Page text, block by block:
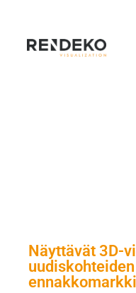
Näyttävät 3D-
uudiskohteiden